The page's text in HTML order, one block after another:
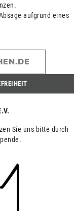
aufgrund eines
Sie uns bitte durch